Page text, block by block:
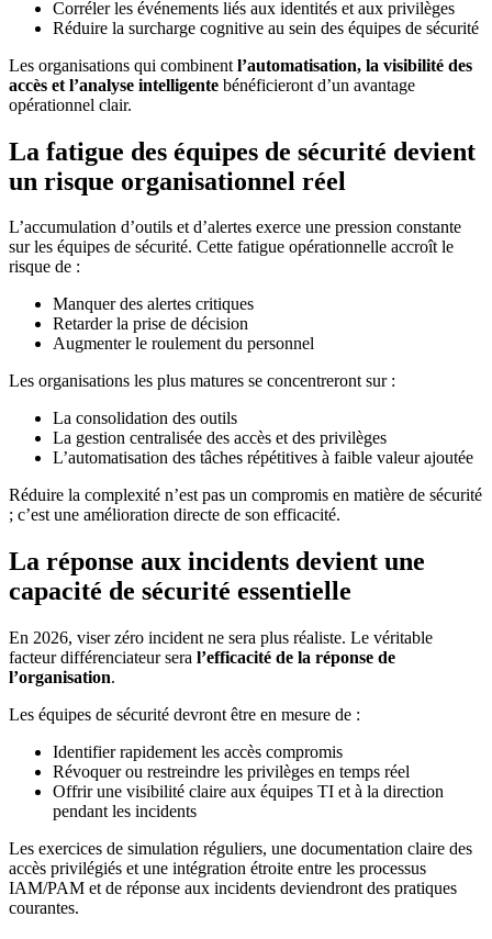
Corréler les événements liés aux identités et aux privilèges
Réduire la surcharge cognitive au sein des équipes de sécurité
Les organisations qui combinent l’automatisation, la visibilité des
accès et l’analyse intelligente bénéficieront d’un avantage
opérationnel clair.
La fatigue des équipes de sécurité devient
un risque organisationnel réel
L’accumulation d’outils et d’alertes exerce une pression constante
sur les équipes de sécurité. Cette fatigue opérationnelle accroît le
risque de :
Manquer des alertes critiques
Retarder la prise de décision
Augmenter le roulement du personnel
Les organisations les plus matures se concentreront sur :
La consolidation des outils
La gestion centralisée des accès et des privilèges
L’automatisation des tâches répétitives à faible valeur ajoutée
Réduire la complexité n’est pas un compromis en matière de sécurité
; c’est une amélioration directe de son efficacité.
La réponse aux incidents devient une
capacité de sécurité essentielle
En 2026, viser zéro incident ne sera plus réaliste. Le véritable
facteur différenciateur sera l’efficacité de la réponse de
l’organisation.
Les équipes de sécurité devront être en mesure de :
Identifier rapidement les accès compromis
Révoquer ou restreindre les privilèges en temps réel
Offrir une visibilité claire aux équipes TI et à la direction
pendant les incidents
Les exercices de simulation réguliers, une documentation claire des
accès privilégiés et une intégration étroite entre les processus
IAM/PAM et de réponse aux incidents deviendront des pratiques
courantes.